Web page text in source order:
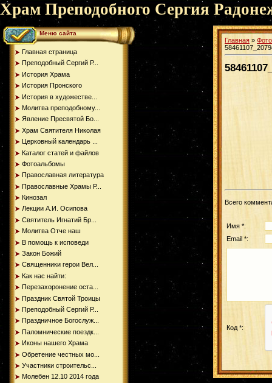
Храм Преподобного Сергия
Меню сайта
Главная страница
Преподобный Сергий Р...
История Храма
История Пронского
История в художестве...
Молитва преподобному...
Явление Пресвятой Бо...
Храм Святителя Николая
Церковный календарь ...
Каталог статей и файлов
Фотоальбомы
Православная литература
Православные Храмы Р...
Кинозал
Лекции А.И. Осипова
Святитель Игнатий Бр...
Молитва Отче наш
В помощь к исповеди
Закон Божий
Священники герои Вел...
Как нас найти:
Перезахоронение оста...
Праздник Святой Троицы
Преподобный Сергий Р...
Праздничное Богослуж...
Паломнические поездк...
Иконы нашего Храма
Обретение честных мо...
Участники строительс...
Молебен 12.10 2014 года
Главная »
Всего
Имя *:
Email *:
Код *: